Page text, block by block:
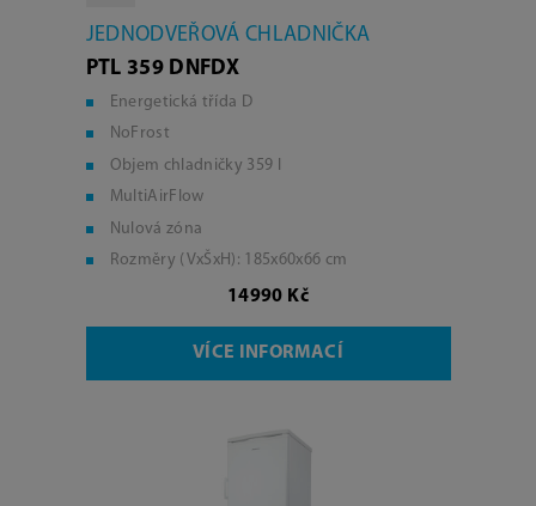
JEDNODVEŘOVÁ CHLADNIČKA
PTL 359 DNFDX
Energetická třída D
NoFrost
Objem chladničky 359 l
MultiAirFlow
Nulová zóna
Rozměry (VxŠxH): 185x60x66 cm
14990 Kč
VÍCE INFORMACÍ